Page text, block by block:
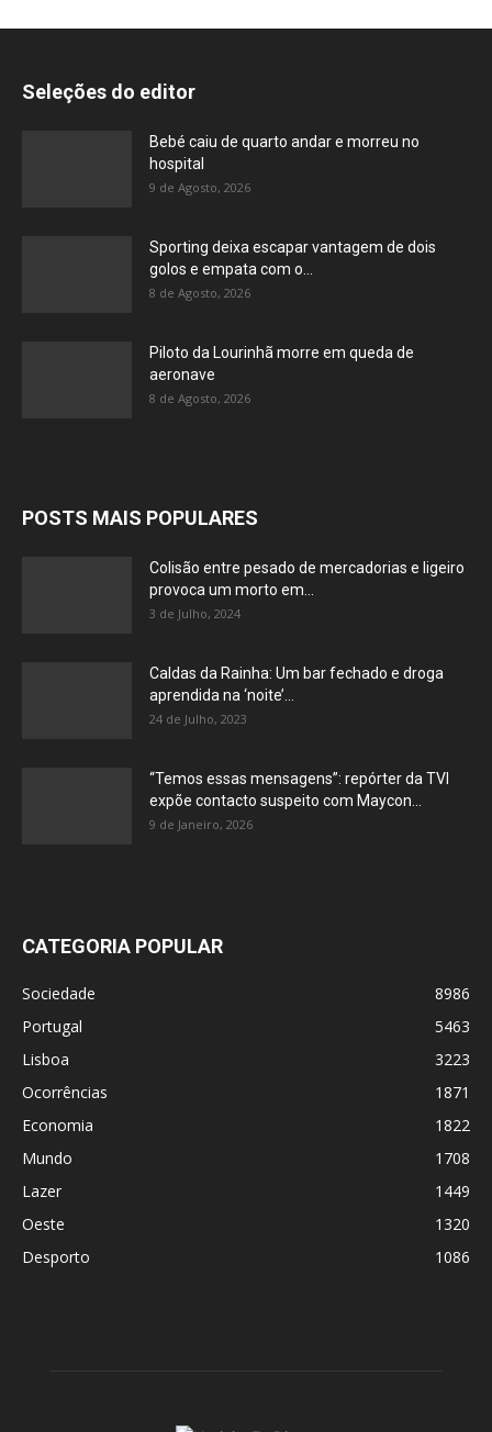
Seleções do editor
Bebé caiu de quarto andar e morreu no
hospital
9 de Agosto, 2026
Sporting deixa escapar vantagem de dois
golos e empata com o...
8 de Agosto, 2026
Piloto da Lourinhã morre em queda de
aeronave
8 de Agosto, 2026
POSTS MAIS POPULARES
Colisão entre pesado de mercadorias e ligeiro
provoca um morto em...
3 de Julho, 2024
Caldas da Rainha: Um bar fechado e droga
aprendida na ‘noite’...
24 de Julho, 2023
“Temos essas mensagens”: repórter da TVI
expõe contacto suspeito com Maycon...
9 de Janeiro, 2026
CATEGORIA POPULAR
Sociedade
8986
Portugal
5463
Lisboa
3223
Ocorrências
1871
Economia
1822
Mundo
1708
Lazer
1449
Oeste
1320
Desporto
1086